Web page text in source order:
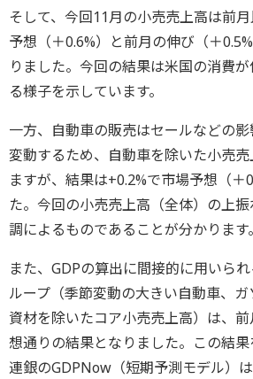
そして、今回11月の小売売上高は前
予想（＋0.6%）と前月の伸び（＋
りました。今回の結果は米国の消費
る様子を示しています。
一方、自動車の販売はセールなどの
変動するため、自動車を除いた小売
ますが、結果は+0.2%で市場予想（＋
た。今回の小売売上高（全体）の上
調によるものであることが分かります。
また、GDPの算出に間接的に用いら
ループ（季節変動の大きい自動車、
資材を除いたコア小売売上高）は、
想通りの結果となりました。この結
連銀のGDPNow（短期予測モデル）